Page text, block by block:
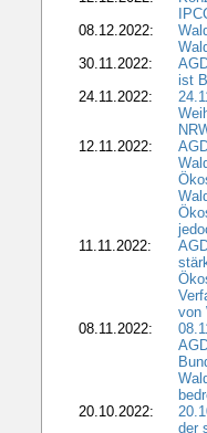
08.12.2022:
30.11.2022:
ist
24.11.2022:
12.11.2022:
11.11.2022:
von
08.11.2022:
20.10.2022:
der